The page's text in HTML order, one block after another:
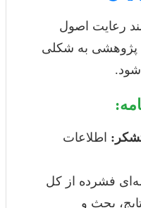
رعایت اصول
پژوهشی به شکلی
شود.
اطلاعات
فشرده از کل
بحث و